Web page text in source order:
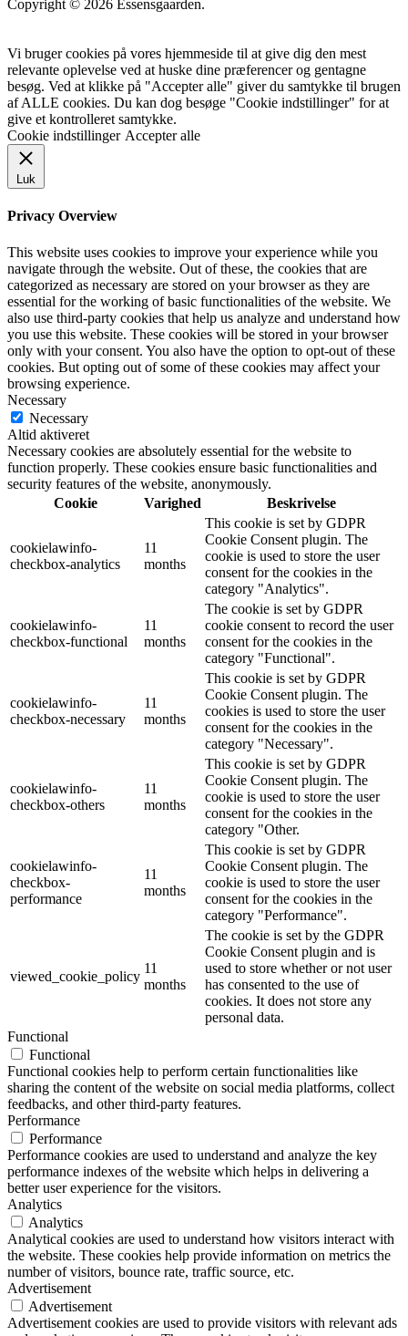
Copyright © 2026 Essensgaarden.
Vi bruger cookies på vores hjemmeside til at give dig den mest
relevante oplevelse ved at huske dine præferencer og gentagne
besøg. Ved at klikke på "Accepter alle" giver du samtykke til brugen
af ALLE cookies. Du kan dog besøge "Cookie indstillinger" for at
give et kontrolleret samtykke.
Cookie indstillinger Accepter alle
Luk
Privacy Overview
This website uses cookies to improve your experience while you
navigate through the website. Out of these, the cookies that are
categorized as necessary are stored on your browser as they are
essential for the working of basic functionalities of the website. We
also use third-party cookies that help us analyze and understand how
you use this website. These cookies will be stored in your browser
only with your consent. You also have the option to opt-out of these
cookies. But opting out of some of these cookies may affect your
browsing experience.
Necessary
Necessary
Altid aktiveret
Necessary cookies are absolutely essential for the website to
function properly. These cookies ensure basic functionalities and
security features of the website, anonymously.
Cookie
Varighed Beskrivelse
cookielawinfo-
checkbox-analytics
11
months
This cookie is set by GDPR
Cookie Consent plugin. The
cookie is used to store the user
consent for the cookies in the
category "Analytics".
cookielawinfo-
checkbox-functional
11
months
The cookie is set by GDPR
cookie consent to record the user
consent for the cookies in the
category "Functional".
cookielawinfo-
checkbox-necessary
11
months
This cookie is set by GDPR
Cookie Consent plugin. The
cookies is used to store the user
consent for the cookies in the
category "Necessary".
cookielawinfo-
checkbox-others
11
months
This cookie is set by GDPR
Cookie Consent plugin. The
cookie is used to store the user
consent for the cookies in the
category "Other.
cookielawinfo-
checkbox-
performance
11
months
This cookie is set by GDPR
Cookie Consent plugin. The
cookie is used to store the user
consent for the cookies in the
category "Performance".
viewed_cookie_policy
11
months
The cookie is set by the GDPR
Cookie Consent plugin and is
used to store whether or not user
has consented to the use of
cookies. It does not store any
personal data.
Functional
Functional
Functional cookies help to perform certain functionalities like
sharing the content of the website on social media platforms, collect
feedbacks, and other third-party features.
Performance
Performance
Performance cookies are used to understand and analyze the key
performance indexes of the website which helps in delivering a
better user experience for the visitors.
Analytics
Analytics
Analytical cookies are used to understand how visitors interact with
the website. These cookies help provide information on metrics the
number of visitors, bounce rate, traffic source, etc.
Advertisement
Advertisement
Advertisement cookies are used to provide visitors with relevant ads